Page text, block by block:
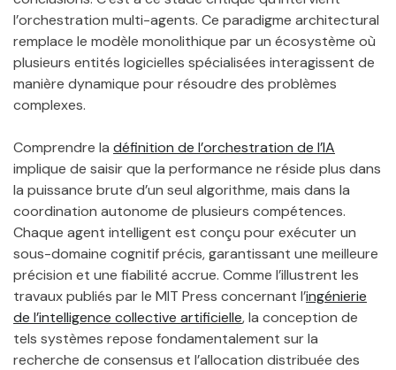
l’orchestration multi-agents. Ce paradigme architectural
remplace le modèle monolithique par un écosystème où
plusieurs entités logicielles spécialisées interagissent de
manière dynamique pour résoudre des problèmes
complexes.
Comprendre la définition de l’orchestration de l’IA
implique de saisir que la performance ne réside plus dans
la puissance brute d’un seul algorithme, mais dans la
coordination autonome de plusieurs compétences.
Chaque agent intelligent est conçu pour exécuter un
sous-domaine cognitif précis, garantissant une meilleure
précision et une fiabilité accrue. Comme l’illustrent les
travaux publiés par le MIT Press concernant l’ingénierie
de l’intelligence collective artificielle, la conception de
tels systèmes repose fondamentalement sur la
recherche de consensus et l’allocation distribuée des